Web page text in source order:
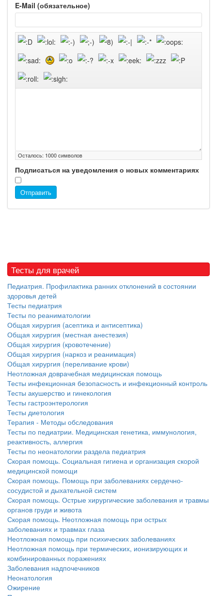
E-Mail (обязательное)
Осталось: 1000символов
Подписаться на уведомления о новых комментариях
Отправить
Тесты для врачей
Педиатрия. Профилактика ранних отклонений в состоянии
здоровья детей
Тесты педиатрия
Тесты по реаниматологии
Общая хирургия (асептика и антисептика)
Общая хирургия (местная анестезия)
Общая хирургия (кровотечение)
Общая хирургия (наркоз и реанимация)
Общая хирургия (переливание крови)
Неотложная доврачебная медицинская помощь
Тесты инфекционная безопасность и инфекционный контроль
Тесты акушерство и гинекология
Тесты гастроэнтерология
Тесты диетология
Терапия - Методы обследования
Тесты по педиатрии. Медицинская генетика, иммунология,
реактивность, аллергия
Тесты по неонатологии раздела педиатрия
Скорая помощь. Социальная гигиена и организация скорой
медицинской помощи
Скорая помощь. Помощь при заболеваниях сердечно-
сосудистой и дыхательной систем
Скорая помощь. Острые хирургические заболевания и травмы
органов груди и живота
Скорая помощь. Неотложная помощь при острых
заболеваниях и травмах глаза
Неотложная помощь при психических заболеваниях
Неотложная помощь при термических, ионизирующих и
комбинированных поражениях
Заболевания надпочечников
Неонатология
Ожирение